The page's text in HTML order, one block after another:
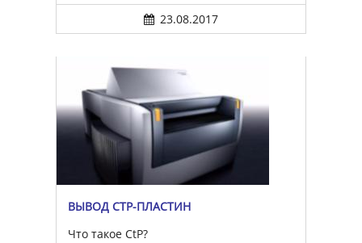
23.08.2017
ВЫВОД CTP-ПЛАСТИН
Что такое CtP?